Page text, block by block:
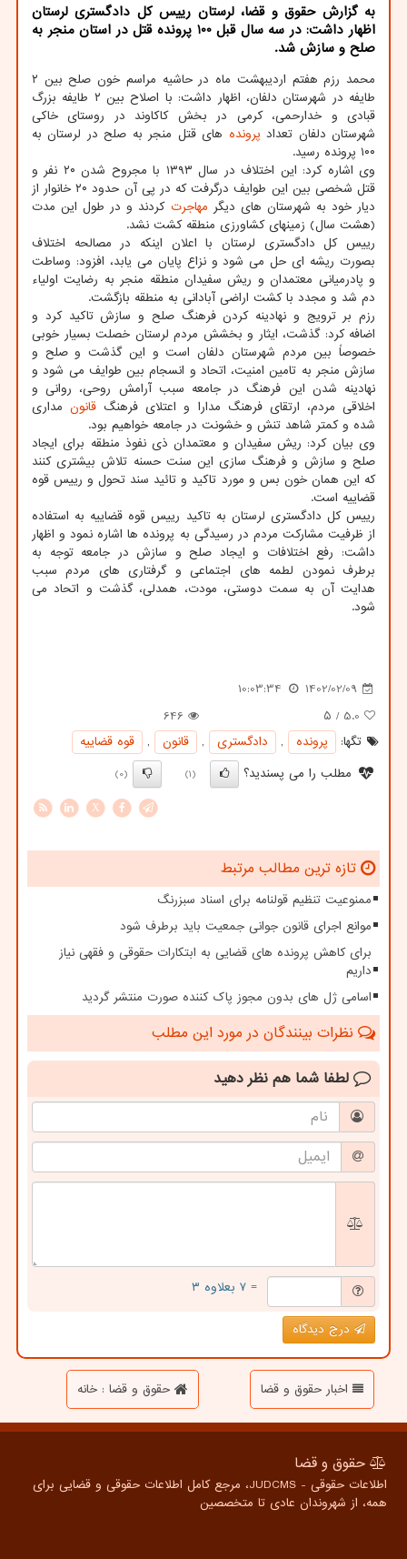
به گزارش حقوق و قضا، لرستان رییس کل دادگستری لرستان
اظهار داشت: در سه سال قبل 100 پرونده قتل در استان منجر به
صلح و سازش شد.
محمد رزم هفتم اردیبهشت ماه در حاشیه مراسم خون صلح بین ۲
طایفه در شهرستان دلفان، اظهار داشت: با اصلاح بین ۲ طایفه بزرگ
قبادی و خدارحمی، کرمی در بخش کاکاوند در روستای خاکی
شهرستان دلفان تعداد پرونده های قتل منجر به صلح در لرستان به
۱۰۰ پرونده رسید.
وی اشاره کرد: این اختلاف در سال ۱۳۹۳ با مجروح شدن ۲۰ نفر و
قتل شخصی بین این طوایف درگرفت که در پی آن حدود ۲۰ خانوار از
دیار خود به شهرستان های دیگر مهاجرت کردند و در طول این مدت
(هشت سال) زمینهای کشاورزی منطقه کشت نشد.
رییس کل دادگستری لرستان با اعلان اینکه در مصالحه اختلاف
بصورت ریشه ای حل می شود و نزاع پایان می یابد، افزود: وساطت
و پادرمیانی معتمدان و ریش سفیدان منطقه منجر به رضایت اولیاء
دم شد و مجدد با کشت اراضی آبادانی به منطقه بازگشت.
رزم بر ترویج و نهادینه کردن فرهنگ صلح و سازش تاکید کرد و
اضافه کرد: گذشت، ایثار و بخشش مردم لرستان خصلت بسیار خوبی
خصوصاً بین مردم شهرستان دلفان است و این گذشت و صلح و
سازش منجر به تامین امنیت، اتحاد و انسجام بین طوایف می شود و
نهادینه شدن این فرهنگ در جامعه سبب آرامش روحی، روانی و
اخلاقی مردم، ارتقای فرهنگ مدارا و اعتلای فرهنگ قانونمداری
شده و کمتر شاهد تنش و خشونت در جامعه خواهیم بود.
وی بیان کرد: ریش سفیدان و معتمدان ذی نفوذ منطقه برای ایجاد
صلح و سازش و فرهنگ سازی این سنت حسنه تلاش بیشتری کنند
که این همان خون بس و مورد تاکید و تائید سند تحول و رییس قوه
قضاییه است.
رییس کل دادگستری لرستان به تاکید رییس قوه قضاییه به استفاده
از ظرفیت مشارکت مردم در رسیدگی به پرونده ها اشاره نمود و اظهار
داشت: رفع اختلافات و ایجاد صلح و سازش در جامعه توجه به
برطرف نمودن لطمه های اجتماعی و گرفتاری های مردم سبب
هدایت آن به سمت دوستی، مودت، همدلی، گذشت و اتحاد می
شود.
1402/02/09
10:03:34
5.0 / ۵
646
تگها:
پرونده , دادگستری , قانون ,
قوه قضاییه
مطلب را می پسندید؟
(1)
(0)
X
تازه ترین مطالب مرتبط
ممنوعیت تنظیم قولنامه برای اسناد سبزرنگ
موانع اجرای قانون جوانی جمعیت باید برطرف شود
برای کاهش پرونده های قضایی به ابتکارات حقوقی و فقهی نیاز
داریم
اسامی ژل های بدون مجوز پاک کننده صورت منتشر گردید
نظرات بینندگان در مورد این مطلب
لطفا شما هم نظر دهید
= ۷ بعلاوه ۳
درج دیدگاه
اخبار حقوق و قضا حقوق و قضا : خانه
حقوق و قضا
اطلاعات حقوقی - JUDCMS، مرجع کامل اطلاعات حقوقی و قضایی برای
همه، از شهروندان عادی تا متخصصین